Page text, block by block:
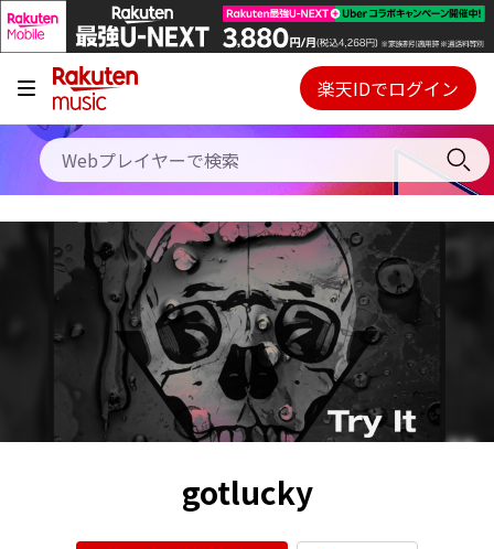
キャンペーン
料金プラン
使い方
初回30日間無料お試し
Webプレイヤー
ご契約内容の確認・変更
楽天IDでログイン
gotlucky